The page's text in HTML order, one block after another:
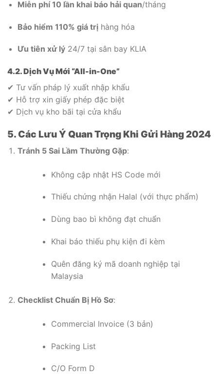
Miễn phí 10 lần khai báo hải quan/tháng
Bảo hiểm 110% giá trịhàng hóa
Ưu tiên xử lý24/7 tại sân bay KLIA
4.2. Dịch Vụ Mới “All-in-One”
✔ Tư vấn pháp lý xuất nhập khẩu
✔ Hỗ trợ xin giấy phép đặc biệt
✔ Dịch vụ kho bãi tại cửa khẩu
5. Các Lưu Ý Quan Trọng Khi Gửi Hàng 2024
Tránh 5 Sai Lầm Thường Gặp:
Không cập nhật HS Code mới
Thiếu chứng nhận Halal (với thực phẩm)
Dùng bao bì không đạt chuẩn
Khai báo thiếu phụ kiện đi kèm
Quên đăng ký mã doanh nghiệp tại
Malaysia
Checklist Chuẩn Bị Hồ Sơ:
Commercial Invoice (3 bản)
Packing List
C/O Form D